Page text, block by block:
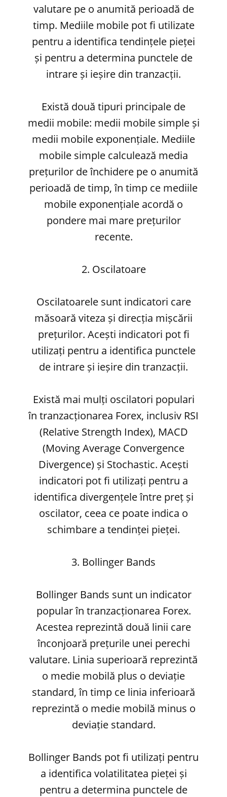
valutare pe o anumită perioadă de
timp. Mediile mobile pot fi utilizate
pentru a identifica tendințele pieței
și pentru a determina punctele de
intrare și ieșire din tranzacții.
Există două tipuri principale de
medii mobile: medii mobile simple și
medii mobile exponențiale. Mediile
mobile simple calculează media
prețurilor de închidere pe o anumită
perioadă de timp, în timp ce mediile
mobile exponențiale acordă o
pondere mai mare prețurilor
recente.
2. Oscilatoare
Oscilatoarele sunt indicatori care
măsoară viteza și direcția mișcării
prețurilor. Acești indicatori pot fi
utilizați pentru a identifica punctele
de intrare și ieșire din tranzacții.
Există mai mulți oscilatori populari
în tranzacționarea Forex, inclusiv RSI
(Relative Strength Index), MACD
(Moving Average Convergence
Divergence) și Stochastic. Acești
indicatori pot fi utilizați pentru a
identifica divergențele între preț și
oscilator, ceea ce poate indica o
schimbare a tendinței pieței.
3. Bollinger Bands
Bollinger Bands sunt un indicator
popular în tranzacționarea Forex.
Acestea reprezintă două linii care
înconjoară prețurile unei perechi
valutare. Linia superioară reprezintă
o medie mobilă plus o deviație
standard, în timp ce linia inferioară
reprezintă o medie mobilă minus o
deviație standard.
Bollinger Bands pot fi utilizați pentru
a identifica volatilitatea pieței și
pentru a determina punctele de